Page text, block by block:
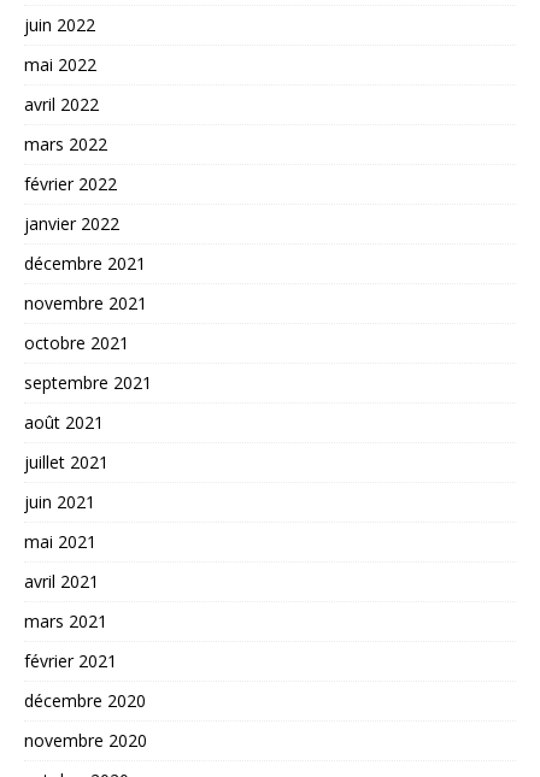
juin 2022
mai 2022
avril 2022
mars 2022
février 2022
janvier 2022
décembre 2021
novembre 2021
octobre 2021
septembre 2021
août 2021
juillet 2021
juin 2021
mai 2021
avril 2021
mars 2021
février 2021
décembre 2020
novembre 2020